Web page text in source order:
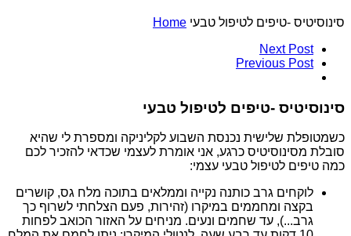
סינוסיטיס -טיפים לטיפול טבעי Home
Next Post
Previous Post
סינוסיטיס -טיפים לטיפול טבעי
כשמטופלת שלישית נכנסת השבוע לקליניקה ומספרת לי שהיא
סובלת מסינוסיטיס כרגע, אני אומרת לעצמי שכדאי להזכיר לכם
כמה טיפים לטיפול טבעי עצמי:
לוקחים גרב כותנה נקייה וממלאים בתוכה מלח גס, קושרים
בקצה ומחממים במיקרו (זהירות, פעם הצלחתי לשרוף כך
גרב...), עד שחמים ונעים. מניחים על האזור הכואב לפחות